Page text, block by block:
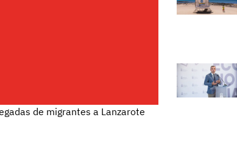
de migrantes a Lanzarote